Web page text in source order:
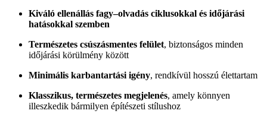
Kiváló ellenállás fagy–olvadás ciklusokkal és időjárási
hatásokkal szemben
Természetes csúszásmentes felület, biztonságos minden
időjárási körülmény között
Minimális karbantartási igény, rendkívül hosszú élettartam
Klasszikus, természetes megjelenés, amely könnyen
illeszkedik bármilyen építészeti stílushoz